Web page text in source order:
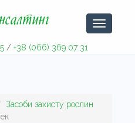
/ +38 (066) 369 07 31
Засоби захисту рослин